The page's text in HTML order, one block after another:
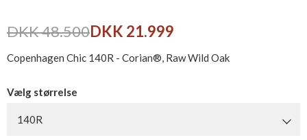
DKK 48.500DKK 21.999
Copenhagen Chic 140R - Corian®, Raw Wild Oak
Vælg størrelse
140R